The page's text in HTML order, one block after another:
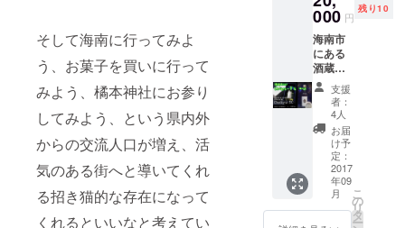
そして海南に行ってみよ
う、お菓子を買いに行って
みよう、橘本神社にお参り
してみよう、という県内外
からの交流人口が増え、活
気のある街へと導いてくれ
る招き猫的な存在になって
くれるといいなと考えてい
ます
（交通
費込
み）。
それ以
上の地
域は要
相談に
て対応
予定。
来塗
（ねご
ろぬ
り）の
瓢箪杯
の一
品。
000 円
残り10
海南市
にある
酒蔵中
野ＢＣ
が生み
だす
幻の酒
『Ｃｈ
ｏｋｙ
ｕ－
５℃』
－５℃
の氷室
支援
者：
4人
お届
け予
定：
2017
年09
月
こ
の
リ
タ
ー